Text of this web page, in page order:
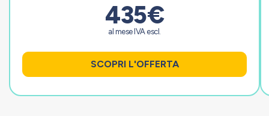
435€
al mese IVA escl.
SCOPRI L'OFFERTA